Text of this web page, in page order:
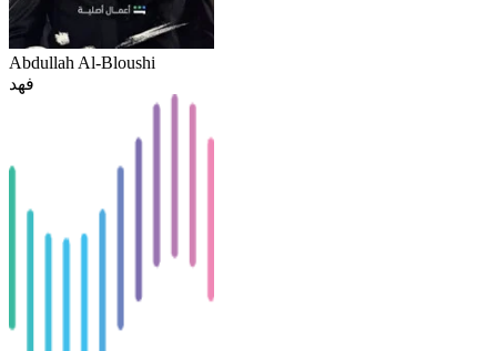
Abdullah Al-Bloushi
فهد